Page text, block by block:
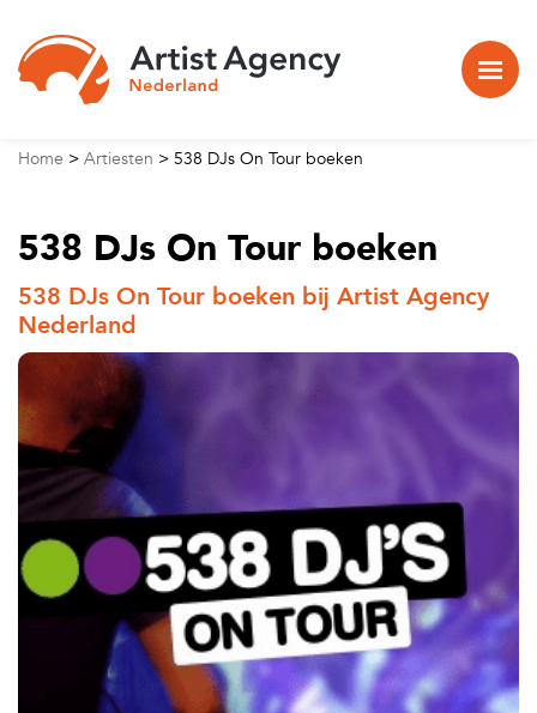
Home > Artiesten > 538 DJs On Tour boeken
538 DJs On Tour boeken
538 DJs On Tour boeken bij Artist Agency
Nederland